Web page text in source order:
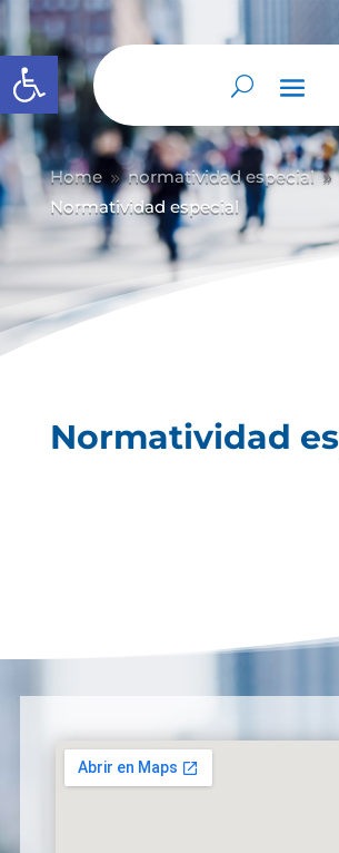
Abrir barra de herramientas
Home 9 normatividad especial 9
Normatividad especial
Normatividad